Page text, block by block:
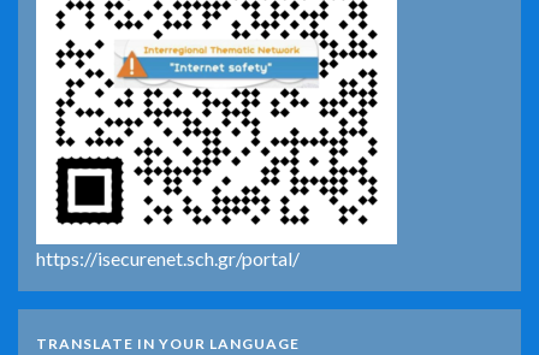
https://isecurenet.sch.gr/portal/
TRANSLATE IN YOUR LANGUAGE